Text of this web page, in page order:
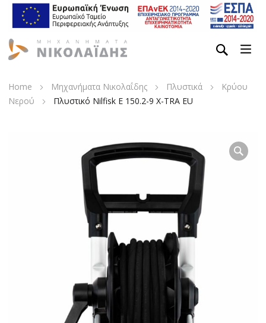
Home Μηχανήματα Νικολαΐδης Πλυστικά
Κρύου
Νερού
Πλυστικό Nilfisk E 150.2-9 X-TRA EU